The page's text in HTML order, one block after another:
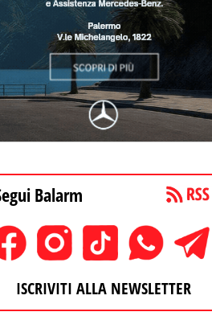
Balarm
ISCRIVITI ALLA NEWSLETTER